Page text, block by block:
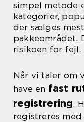
simpel metode
kategorier,
der sælges
pakkeområdet.
risikoen for fejl.
Når vi taler om
have en fast
registrering.
registreres med